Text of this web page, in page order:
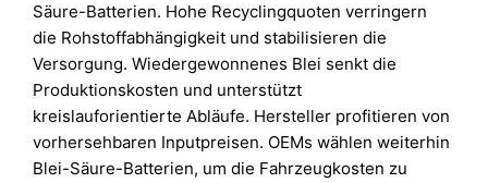
Säure-Batterien. Hohe Recyclingquoten verringern
die Rohstoffabhängigkeit und stabilisieren die
Versorgung. Wiedergewonnenes Blei senkt die
Produktionskosten und unterstützt
kreislauforientierte Abläufe. Hersteller profitieren von
vorhersehbaren Inputpreisen. OEMs wählen weiterhin
Blei-Säure-Batterien, um die Fahrzeugkosten zu